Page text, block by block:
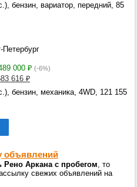
бензин, вариатор, передний, 85
Петербург
000 ₽ (-6%)
616 ₽
бензин, механика, 4WD, 121 155
объявлений
Аркана с пробегом, то
свежих объявлений на